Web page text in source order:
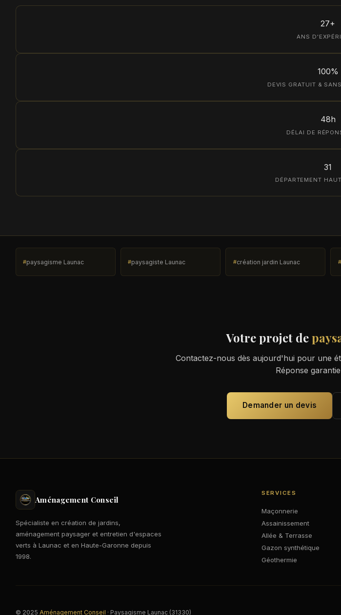
27+
ANS
100%
DEVIS GRATUIT &
48h
DÉLAI DE
31
DÉPARTEMENT
paysagisme Launac paysagiste Launac création jardin Launac
Votre projet de
Contactez-nous dès aujourd'hui pour une
Réponse
Demander un devis
Aménagement Conseil
Spécialiste en création de jardins,
aménagement paysager et entretien d'espaces
verts à Launac et en Haute-Garonne depuis
1998.
SERVICES
Maçonnerie
Assainissement
Allée & Terrasse
Gazon synthétique
Géothermie
© 2025 Aménagement Conseil · Paysagisme Launac (31330)